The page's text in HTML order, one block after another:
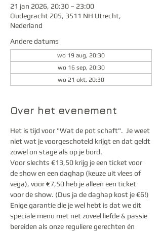
21 jan 2026, 20:30 – 23:00
Oudegracht 205, 3511 NH Utrecht,
Nederland
Andere datums
wo 19 aug, 20:30
wo 16 sep, 20:30
wo 21 okt, 20:30
Over het evenement
Het is tijd voor "Wat de pot schaft".  Je weet
niet wat je voorgeschoteld krijgt en dat geldt
zowel on stage als op je bord.
Voor slechts €13,50 krijg je een ticket voor
de show en een daghap (keuze uit vlees of
vega), voor €7,50 heb je alleen een ticket
voor de show. (Dus ja de daghap kost je €6!)
Enige garantie die je wel hebt is dat we dit
speciale menu met net zoveel liefde & passie
bereiden als onze reguliere gerechten én